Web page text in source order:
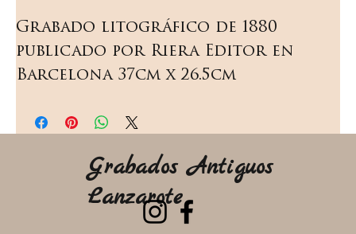
Grabado litográfico de 1880
publicado por Riera Editor en
Barcelona 37cm x 26.5cm
Grabados Antiguos
Lanzarote